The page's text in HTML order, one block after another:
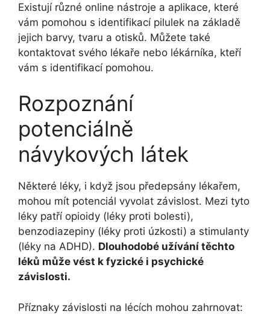
Existují různé online nástroje a aplikace, které
vám pomohou s identifikací pilulek na základě
jejich barvy, tvaru a otisků. Můžete také
kontaktovat svého lékaře nebo lékárníka, kteří
vám s identifikací pomohou.
Rozpoznání
potenciálně
návykových látek
Některé léky, i když jsou předepsány lékařem,
mohou mít potenciál vyvolat závislost. Mezi tyto
léky patří opioidy (léky proti bolesti),
benzodiazepiny (léky proti úzkosti) a stimulanty
(léky na ADHD). Dlouhodobé užívání těchto
léků může vést k fyzické i psychické
závislosti.
Příznaky závislosti na lécích mohou zahrnovat: